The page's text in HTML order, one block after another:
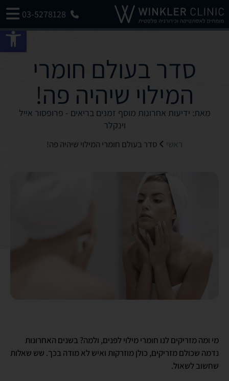
03-5278128
סדר בעולם חומרי
המילוי שיהיה פה!
מאת: ידיעות אחרונות מוסף זמנים בריאים - פרופסור אייל
וינקלר
ראשי סדר בעולם חומרי המילוי שיהיה פה!
מי ומה מזריקים לנו חומרי מילוי לפנים, ולמה? בשנים האחרונות
נדמה שכולם מזריקים, כולן מוזרקות ואיש לא מודה בכך. שש שאלות
שחשוב לשאול.